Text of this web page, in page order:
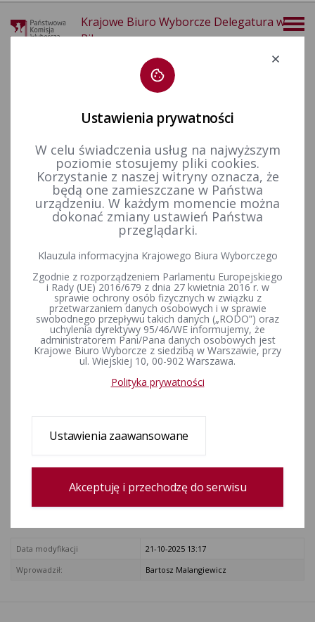
Krajowe Biuro Wyborcze Delegatura w
Pile
Konstytucja Rzeczypospolitej Polskiej​
KONSTYTUCJA
RZECZYPOSPOLITEJ POLSKIEJ
z dnia 2 kwietnia 1997 r.
(Dziennik Ustaw Nr 78, poz. 483)
sprostowanie Dziennik Ustaw z 2001 r. Nr 28, poz. 319
zmiana: Dziennik Ustaw z 2006 r. Nr 200, poz. 1471
Dziennik Ustaw z 2009 r. Nr 114, poz. 946)
ZAŁĄCZNIKI
Bartosz Goździk
Data modyfikacji
21-10-2025 13:17
Wprowadził:
Bartosz Malangiewicz
Ustawienia prywatności
W celu świadczenia usług na najwyższym
poziomie stosujemy pliki cookies.
Korzystanie z naszej witryny oznacza, że
będą one zamieszczane w Państwa
urządzeniu. W każdym momencie można
dokonać zmiany ustawień Państwa
przeglądarki.
Klauzula informacyjna Krajowego Biura Wyborczego
Zgodnie z rozporządzeniem Parlamentu Europejskiego
i Rady (UE) 2016/679 z dnia 27 kwietnia 2016 r. w
sprawie ochrony osób fizycznych w związku z
przetwarzaniem danych osobowych i w sprawie
swobodnego przepływu takich danych („RODO”) oraz
uchylenia dyrektywy 95/46/WE informujemy, że
administratorem Pani/Pana danych osobowych jest
Krajowe Biuro Wyborcze z siedzibą w Warszawie, przy
ul. Wiejskiej 10, 00-902 Warszawa.
Polityka prywatności
Ustawienia zaawansowane
Akceptuję i przechodzę do serwisu